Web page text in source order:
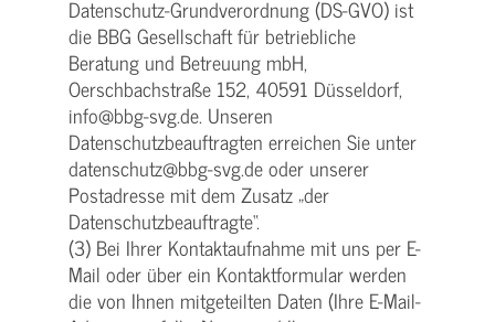
Datenschutz-Grundverordnung (DS-GVO) ist
die BBG Gesellschaft für betriebliche
Beratung und Betreuung mbH,
Oerschbachstraße 152, 40591 Düsseldorf,
info@bbg-svg.de. Unseren
Datenschutzbeauftragten erreichen Sie unter
datenschutz@bbg-svg.de oder unserer
Postadresse mit dem Zusatz „der
Datenschutzbeauftragte“.
(3) Bei Ihrer Kontaktaufnahme mit uns per E-
Mail oder über ein Kontaktformular werden
die von Ihnen mitgeteilten Daten (Ihre E-Mail-